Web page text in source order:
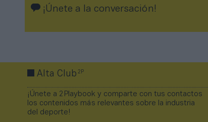
¡Únete a la conversación!
Alta Club2P
¡Únete a 2Playbook y comparte con tus contactos
los contenidos más relevantes sobre la industria
del deporte!